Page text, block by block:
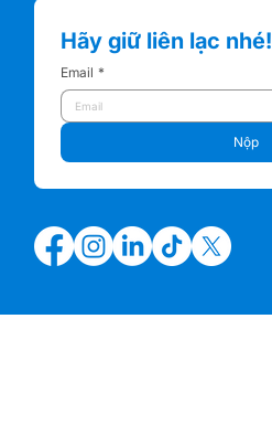
Hãy giữ liên lạc nhé!
Email *
Nộp